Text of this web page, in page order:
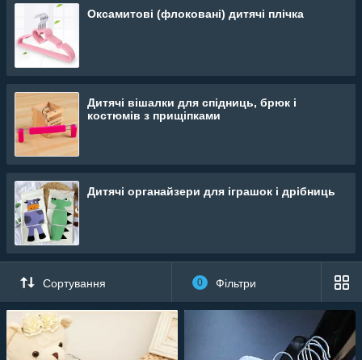
Оксамитові (флоковані) дитячі плічка
Дитячі вішалки для спідниць, брюк і
костюмів з прищіпками
Дитячі органайзери для іграшок і дрібниць
Сортування 0 Фільтри